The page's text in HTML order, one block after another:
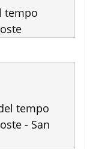
tempo
tempo
- San